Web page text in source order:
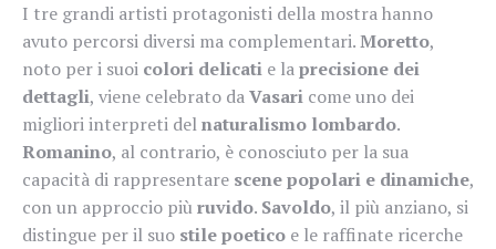
I tre grandi artisti protagonisti della mostra hanno
avuto percorsi diversi ma complementari.Moretto,
noto per i suoi colori delicati e laprecisione dei
dettagli, viene celebrato daVasari come uno dei
migliori interpreti delnaturalismo lombardo.
Romanino, al contrario, è conosciuto per la sua
capacità di rappresentare scene popolari e dinamiche,
con un approccio piùruvido. Savoldo, il più anziano, si
distingue per il suo stile poetico e le raffinate ricerche